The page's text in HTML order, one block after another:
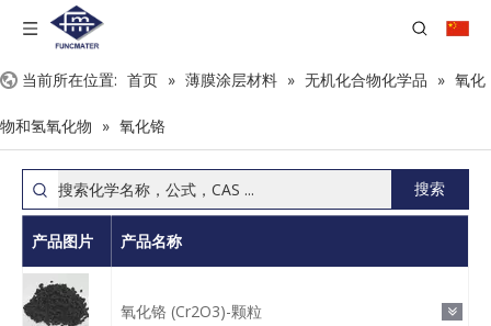
当前所在位置: 首页 » 薄膜涂层材料 » 无机化合物化学品 » 氧化
物和氢氧化物 » 氧化铬
搜索
产品图片 产品名称
氧化铬 (Cr2O3)-颗粒